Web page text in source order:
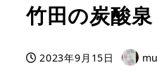
竹田の炭酸泉
投稿日
2023年9月15日
著